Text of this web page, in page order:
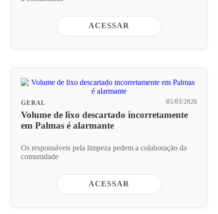
ACESSAR
GERAL 05/03/2026
Volume de lixo descartado incorretamente
em Palmas é alarmante
Os responsáveis pela limpeza pedem a colaboração da
comunidade
ACESSAR